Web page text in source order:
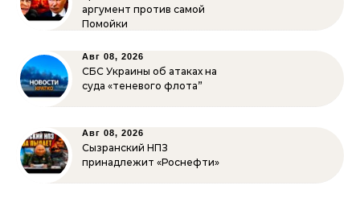
аргумент против самой
Помойки
Авг 08, 2026
СБС Украины об атаках на
суда «теневого флота”
Авг 08, 2026
Сызранский НПЗ
принадлежит «Роснефти»